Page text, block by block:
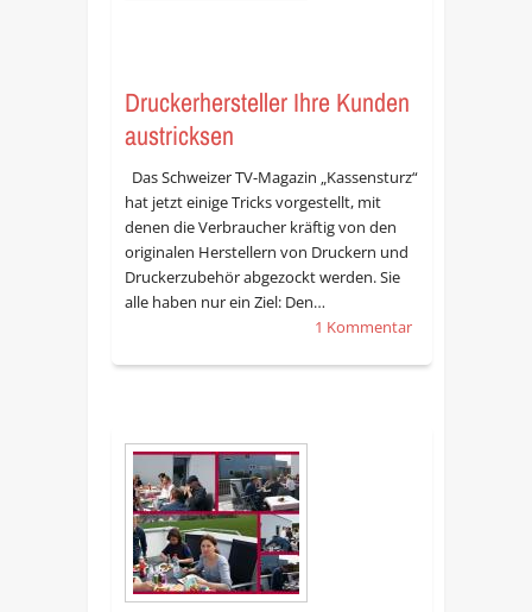
Druckerhersteller Ihre Kunden
austricksen
Das Schweizer TV-Magazin „Kassensturz“
hat jetzt einige Tricks vorgestellt, mit
denen die Verbraucher kräftig von den
originalen Herstellern von Druckern und
Druckerzubehör abgezockt werden. Sie
alle haben nur ein Ziel: Den…
1 Kommentar